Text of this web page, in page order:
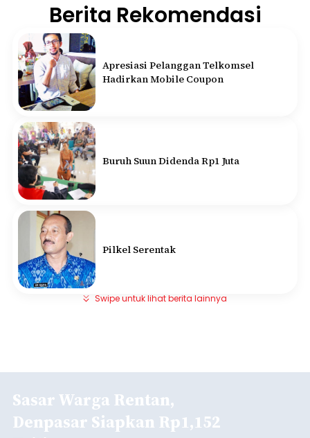
Berita Rekomendasi
Apresiasi Pelanggan Telkomsel
Hadirkan Mobile Coupon
Buruh Suun Didenda Rp1 Juta
Pilkel Serentak
Swipe untuk lihat berita lainnya
Sasar Warga Rentan,
Denpasar Siapkan Rp1,152